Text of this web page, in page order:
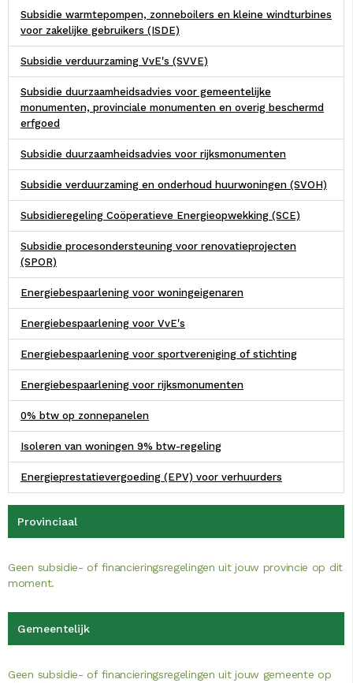
Subsidie warmtepompen, zonneboilers en kleine windturbines
voor zakelijke gebruikers (ISDE)
Subsidie verduurzaming VvE's (SVVE)
Subsidie duurzaamheidsadvies voor gemeentelijke
monumenten, provinciale monumenten en overig beschermd
erfgoed
Subsidie duurzaamheidsadvies voor rijksmonumenten
Subsidie verduurzaming en onderhoud huurwoningen (SVOH)
Subsidieregeling Coöperatieve Energieopwekking (SCE)
Subsidie procesondersteuning voor renovatieprojecten
(SPOR)
Energiebespaarlening voor woningeigenaren
Energiebespaarlening voor VvE's
Energiebespaarlening voor sportvereniging of stichting
Energiebespaarlening voor rijksmonumenten
0% btw op zonnepanelen
Isoleren van woningen 9% btw-regeling
Energieprestatievergoeding (EPV) voor verhuurders
Provinciaal
Geen subsidie- of financieringsregelingen uit jouw provincie op dit
moment.
Gemeentelijk
Geen subsidie- of financieringsregelingen uit jouw gemeente op